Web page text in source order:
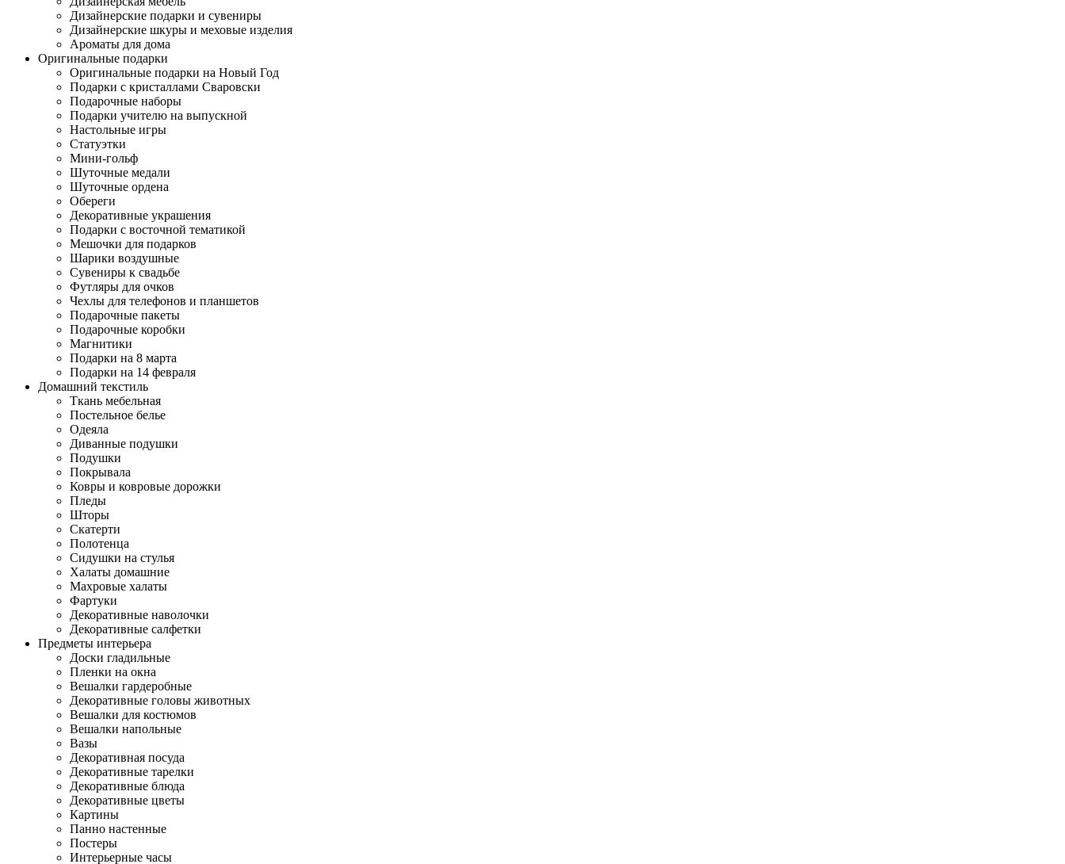
Дизайнерские подарки и сувениры
Дизайнерские шкуры и меховые изделия
Ароматы для дома
Оригинальные подарки
Оригинальные подарки на Новый Год
Подарки с кристаллами Сваровски
Подарочные наборы
Подарки учителю на выпускной
Настольные игры
Статуэтки
Мини-гольф
Шуточные медали
Шуточные ордена
Обереги
Декоративные украшения
Подарки с восточной тематикой
Мешочки для подарков
Шарики воздушные
Сувениры к свадьбе
Футляры для очков
Чехлы для телефонов и планшетов
Подарочные пакеты
Подарочные коробки
Магнитики
Подарки на 8 марта
Подарки на 14 февраля
Домашний текстиль
Ткань мебельная
Постельное белье
Одеяла
Диванные подушки
Подушки
Покрывала
Ковры и ковровые дорожки
Пледы
Шторы
Скатерти
Полотенца
Сидушки на стулья
Халаты домашние
Махровые халаты
Фартуки
Декоративные наволочки
Декоративные салфетки
Предметы интерьера
Доски гладильные
Пленки на окна
Вешалки гардеробные
Декоративные головы животных
Вешалки для костюмов
Вешалки напольные
Вазы
Декоративная посуда
Декоративные тарелки
Декоративные блюда
Декоративные цветы
Картины
Панно настенные
Постеры
Интерьерные часы